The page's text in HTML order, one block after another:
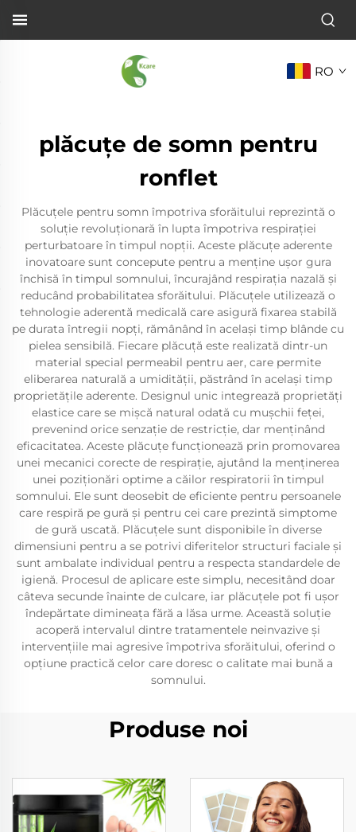
RO
plăcuțe de somn pentru
ronflet
Plăcuțele pentru somn împotriva sforăitului reprezintă o
soluție revoluționară în lupta împotriva respirației
perturbatoare în timpul nopții. Aceste plăcuțe aderente
inovatoare sunt concepute pentru a menține ușor gura
închisă în timpul somnului, încurajând respirația nazală și
reducând probabilitatea sforăitului. Plăcuțele utilizează o
tehnologie aderentă medicală care asigură fixarea stabilă
pe durata întregii nopți, rămânând în același timp blânde cu
pielea sensibilă. Fiecare plăcuță este realizată dintr-un
material special permeabil pentru aer, care permite
eliberarea naturală a umidității, păstrând în același timp
proprietățile aderente. Designul unic integrează proprietăți
elastice care se mișcă natural odată cu mușchii feței,
prevenind orice senzație de restricție, dar menținând
eficacitatea. Aceste plăcuțe funcționează prin promovarea
unei mecanici corecte de respirație, ajutând la menținerea
unei poziționări optime a căilor respiratorii în timpul
somnului. Ele sunt deosebit de eficiente pentru persoanele
care respiră pe gură și pentru cei care prezintă simptome
de gură uscată. Plăcuțele sunt disponibile în diverse
dimensiuni pentru a se potrivi diferitelor structuri faciale și
sunt ambalate individual pentru a respecta standardele de
igienă. Procesul de aplicare este simplu, necesitând doar
câteva secunde înainte de culcare, iar plăcuțele pot fi ușor
îndepărtate dimineața fără a lăsa urme. Această soluție
acoperă intervalul dintre tratamentele neinvazive și
intervențiile mai agresive împotriva sforăitului, oferind o
opțiune practică celor care doresc o calitate mai bună a
somnului.
Produse noi